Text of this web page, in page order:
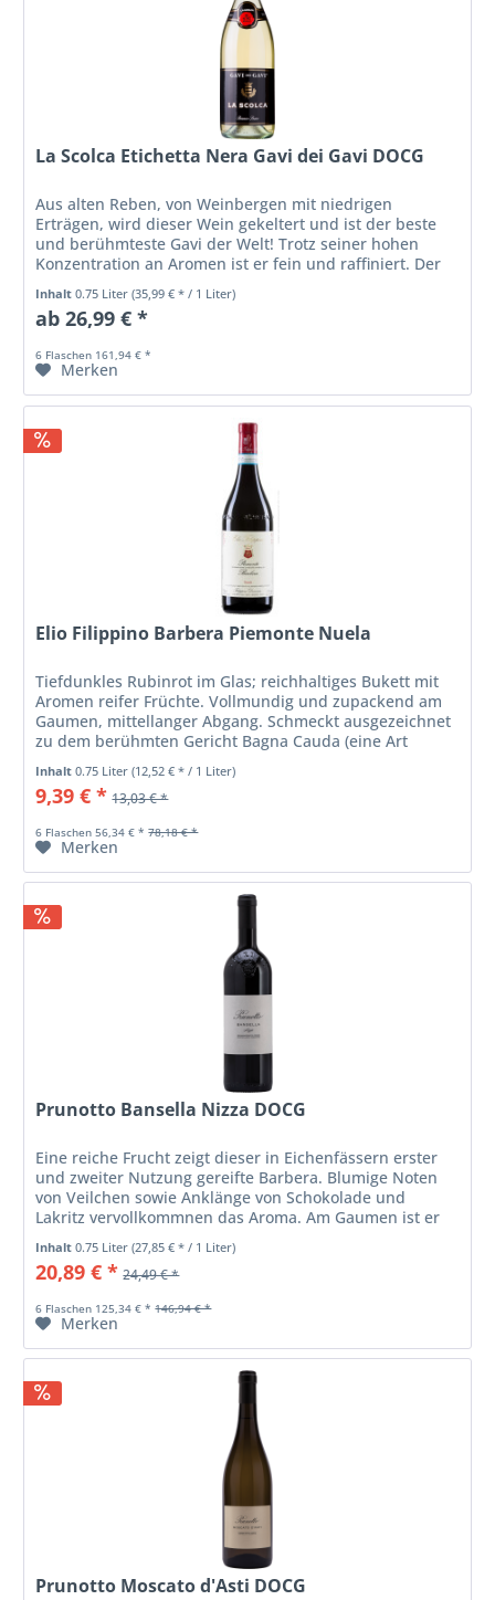
La Scolca Etichetta Nera Gavi dei Gavi DOCG
Aus alten Reben, von Weinbergen mit niedrigen
Erträgen, wird dieser Wein gekeltert und ist der beste
und berühmteste Gavi der Welt! Trotz seiner hohen
Konzentration an Aromen ist er fein und raffiniert. Der
Gavi dei Gavi ‘Etichetta Nera’...
Inhalt0.75 Liter(35,99 € * / 1 Liter)
ab 26,99 € *
6 Flaschen 161,94 € *
Merken
Elio Filippino Barbera Piemonte Nuela
Tiefdunkles Rubinrot im Glas; reichhaltiges Bukett mit
Aromen reifer Früchte. Vollmundig und zupackend am
Gaumen, mittellanger Abgang. Schmeckt ausgezeichnet
zu dem berühmten Gericht Bagna Cauda (eine Art
Inhalt0.75 Liter(12,52 € * / 1 Liter)
9,39 € * 13,03 € *
6 Flaschen 56,34 € * 78,18 € *
Merken
Prunotto Bansella Nizza DOCG
Eine reiche Frucht zeigt dieser in Eichenfässern erster
und zweiter Nutzung gereifte Barbera. Blumige Noten
von Veilchen sowie Anklänge von Schokolade und
Lakritz vervollkommnen das Aroma. Am Gaumen ist er
üppig und ausgewogen, dabei...
Inhalt0.75 Liter(27,85 € * / 1 Liter)
20,89 € * 24,49 € *
6 Flaschen 125,34 € * 146,94 € *
Merken
Prunotto Moscato d'Asti DOCG